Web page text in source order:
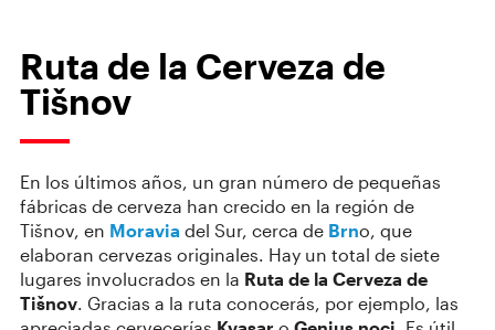
Ruta de la Cerveza de
Tišnov
En los últimos años, un gran número de pequeñas
fábricas de cerveza han crecido en la región de
Tišnov, en Moravia del Sur, cerca de Brno, que
elaboran cervezas originales. Hay un total de siete
lugares involucrados en la Ruta de la Cerveza de
Tišnov. Gracias a la ruta conocerás, por ejemplo, las